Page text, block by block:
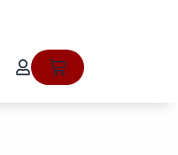
superior a
Cart